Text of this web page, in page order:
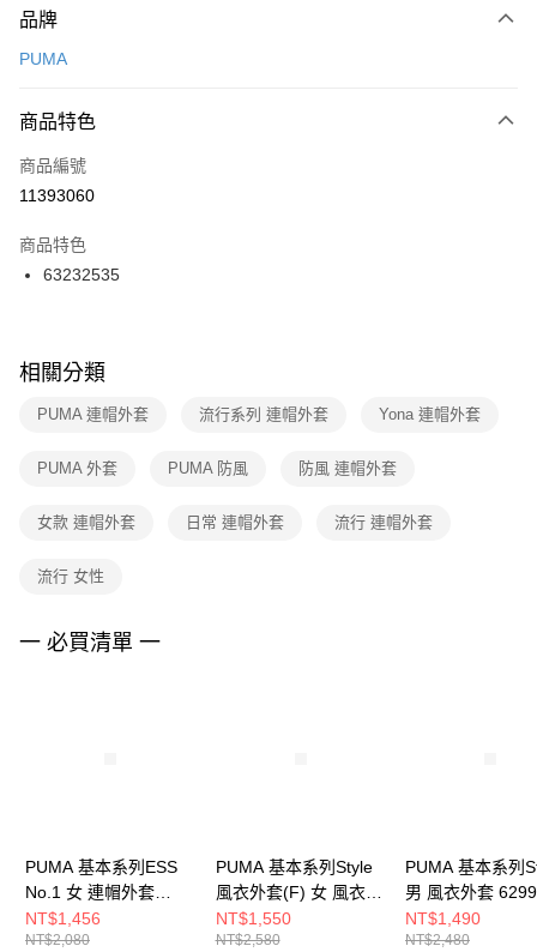
台灣樂天信用卡公司
【關於「AFTEE先享後付」】
便利好安心！
３．安心：先確認商品／服務後，再付款。
【「AFTEE先享後付」結帳流程】
１．於結帳方式選擇「AFTEE先享後付」後，將跳轉至「AFTEE先享後付」
２．訂單成立數日內，您將收到繳費通知簡訊。
３．收到繳費通知簡訊後14天內，點擊此簡訊中的連結，可透過四大超商／
ATM／網路銀行／等多元方式進行付款，方視為交易完成。
※ 交易是否成功請以「AFTEE先享後付 」之結帳頁面顯示為準，若有關於
是否繳費成功／繳費後需取消欲退款等相關疑問，請聯繫「AFTEE先享後付
客戶支援中心」 https://netprotections.freshdesk.com/support/home
１．透過由恩沛科技股份有限公司提供之「AFTEE先享後付」服務完成之交
權轉讓予恩沛科技股份有限公司。
３．未成年的使用者請事先徵得法定代理人或監護人之同意方可使用
４．使用「AFTEE先享後付」時，將依據個別帳號之用戶狀況，依本公司即
運送方式
每筆NT$100，滿NT$1,500(含以上)免運費
宅配
每筆NT$100，滿NT$1,500(含以上)免運費
付款後門市自取
每筆NT$100，滿NT$1,500(含以上)免運費
品牌
PUMA
商品特色
商品編號
11393060
商品特色
63232535
相關分類
PUMA 連帽外套 流行系列 連帽外套 Yona 連帽外套
PUMA 外套 PUMA 防風 防風 連帽外套
女款 連帽外套 日常 連帽外套 流行 連帽外套
流行 女性
一 必買清單 一
PUMA 基本系列ESS
No.1 女 連帽外套
68240004
NT$1,456
NT$2,080
PUMA 基本系列Style
風衣外套(F) 女 風衣外
套 62991001
NT$1,550
NT$2,580
PUMA 基本系列
男 風衣外套
NT$1,490
NT$2,480